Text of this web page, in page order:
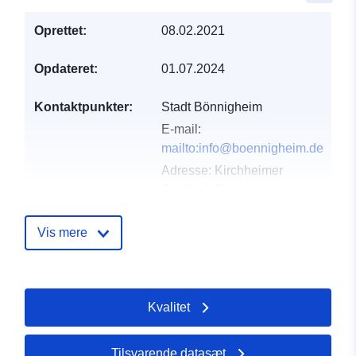
Oprettet: 08.02.2021
Opdateret: 01.07.2024
Kontaktpunkter:
Stadt Bönnigheim
E-mail:
mailto:info@boennigheim.de
Adresse: Kirchheimer
Fortegnelse over
Tilføjet til data.europa.eu: 21
February 2026
Opdateret på data.europa.eu:
02 August 2026
Vis mere
Kvalitet